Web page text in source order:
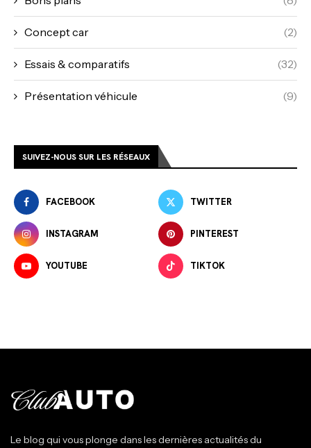
Concept car (2)
Essais & comparatifs (32)
Présentation véhicule (9)
SUIVEZ-NOUS SUR LES RÉSEAUX
FACEBOOK TWITTER
INSTAGRAM PINTEREST
YOUTUBE TIKTOK
Le blog qui vous plonge dans les dernières actualités du